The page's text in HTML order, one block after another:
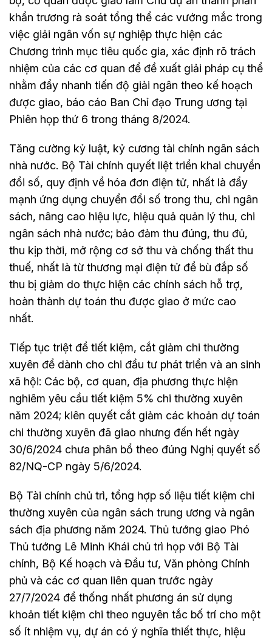
khẩn trương rà soát tổng thể các vướng mắc trong
việc giải ngân vốn sự nghiệp thực hiện các
Chương trình mục tiêu quốc gia, xác định rõ trách
nhiệm của các cơ quan để đề xuất giải pháp cụ thể
nhằm đẩy nhanh tiến độ giải ngân theo kế hoạch
được giao, báo cáo Ban Chỉ đạo Trung ương tại
Phiên họp thứ 6 trong tháng 8/2024.
Tăng cường kỷ luật, kỷ cương tài chính ngân sách
nhà nước. Bộ Tài chính quyết liệt triển khai chuyển
đổi số, quy định về hóa đơn điện tử, nhất là đẩy
mạnh ứng dụng chuyển đổi số trong thu, chi ngân
sách, nâng cao hiệu lực, hiệu quả quản lý thu, chi
ngân sách nhà nước; bảo đảm thu đúng, thu đủ,
thu kịp thời, mở rộng cơ sở thu và chống thất thu
thuế, nhất là từ thương mại điện tử để bù đắp số
thu bị giảm do thực hiện các chính sách hỗ trợ,
hoàn thành dự toán thu được giao ở mức cao
nhất.
Tiếp tục triệt để tiết kiệm, cắt giảm chi thường
xuyên để dành cho chi đầu tư phát triển và an sinh
xã hội: Các bộ, cơ quan, địa phương thực hiện
nghiêm yêu cầu tiết kiệm 5% chi thường xuyên
năm 2024; kiên quyết cắt giảm các khoản dự toán
chi thường xuyên đã giao nhưng đến hết ngày
30/6/2024 chưa phân bổ theo đúng Nghị quyết số
82/NQ-CP ngày 5/6/2024.
Bộ Tài chính chủ trì, tổng hợp số liệu tiết kiệm chi
thường xuyên của ngân sách trung ương và ngân
sách địa phương năm 2024. Thủ tướng giao Phó
Thủ tướng Lê Minh Khái chủ trì họp với Bộ Tài
chính, Bộ Kế hoạch và Đầu tư, Văn phòng Chính
phủ và các cơ quan liên quan trước ngày
27/7/2024 để thống nhất phương án sử dụng
khoản tiết kiệm chi theo nguyên tắc bố trí cho một
số ít nhiệm vụ, dự án có ý nghĩa thiết thực, hiệu